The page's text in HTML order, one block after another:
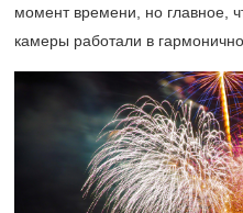
момент времени, но главное,
камеры работали в